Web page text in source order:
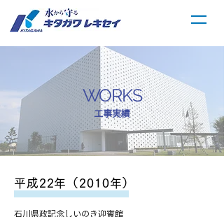
WORKS
工事実績
平成22年（2010年）
石川県政記念しいのき迎賓館